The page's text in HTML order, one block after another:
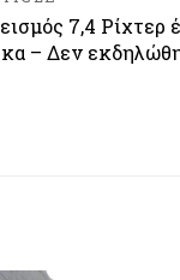
7,4 Ρίχτερ
– Δεν